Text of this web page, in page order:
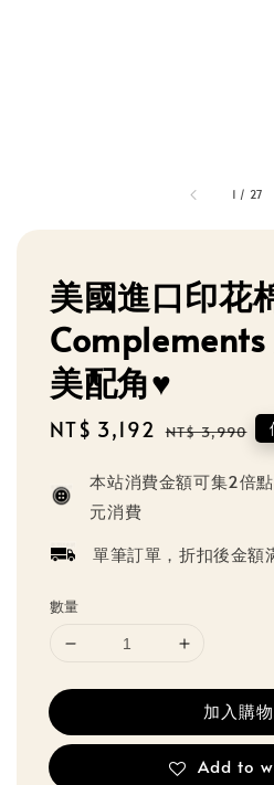
1 / 27
美國進口印花
美配角♥️
Sale
NT$ 3,192 Regular
NT$ 3,990
本站消費金額可集2倍
元消費
單筆訂單，折扣後金額
數量
加入購
Add to